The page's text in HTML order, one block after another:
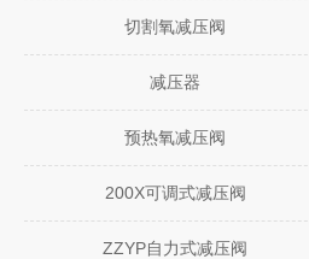
切割氧减压阀
减压器
预热氧减压阀
200X可调式减压阀
ZZYP自力式减压阀